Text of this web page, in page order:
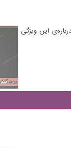
این ویژگی